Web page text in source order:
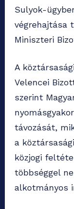
Sulyok-
végrehajtása
Miniszteri
A
Velencei
szerint
távozását,
a
közjogi
többséggel
alkotmányos